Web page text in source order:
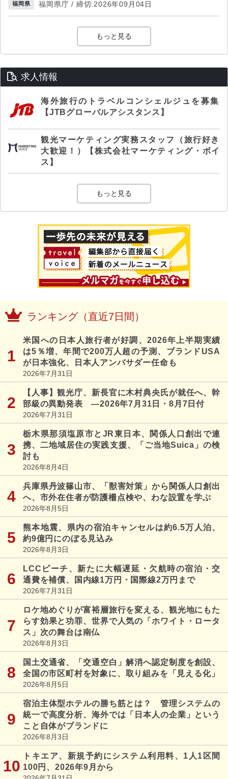
福岡県 福岡県庁 / 締切:2026年09月04日
もっと見る
求人情報
海外旅行のトラベルコンシェルジュを募集
【JTBグローバルアシスタンス】
観光マーケティング実務スタッフ（旅行好き
大歓迎！）【株式会社マーケティング・ボイ
ス】
もっと見る
ランキング（直近7日間）
米国への日本人旅行者が好調、2026年上半期実績
は5％増、年間で200万人超の予測、ブランドUSA
が日本強化、日本人アンバサダー任命も
2026年7月31日
【人事】観光庁、新長官に木村典央氏が就任へ、幹
部級の異動発表 ―2026年7月31日・8月7日付
2026年7月31日
栃木県那須塩原市とJR東日本、関係人口創出で連
携、二地域居住の実践支援、「ご当地Suica」の検
討も
2026年8月4日
兵庫県丹波篠山市、「獣害対策」から関係人口創出
へ、市外在住者が防護柵点検や、わな設置を学ぶ
2026年8月5日
熊本地震、県内の宿泊キャンセルは約6.5万人泊、
約9億円にのぼる見込み
2026年8月3日
LCCピーチ、新たに大幅遅延・欠航時の宿泊・交
通費を補償、国内線1万円・国際線2万円まで
2026年7月31日
ロケ地めぐりが富裕層旅行を変える、観光地にもた
らす効果と功罪、世界で人気の「ホワイト・ロータ
ス」次の舞台は南仏
2026年8月3日
国土交通省、「交通空白」解消へ認定制度を創設、
全国の市区町村を対象に、取り組みを「見える化」
2026年8月5日
宿泊主体型ホテルの勝ち筋とは？ 管理システムの
統一で高度分析、海外では「日本人の企業」という
こと自体がブランドに
2026年8月3日
トキエア、新規予約にシステム利用料、1人1区間
100円、2026年9月から